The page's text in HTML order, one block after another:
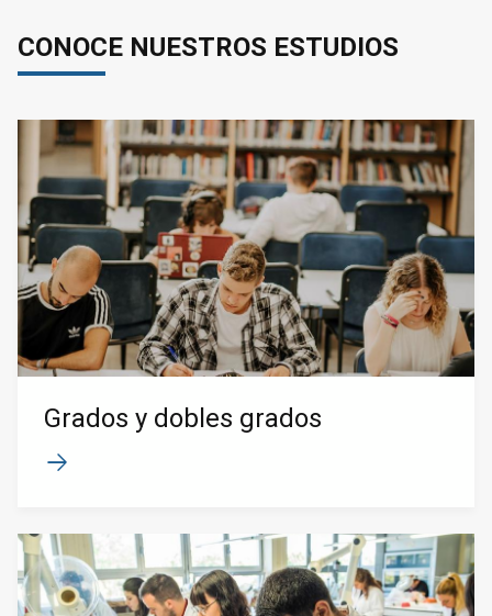
CONOCE NUESTROS ESTUDIOS
Grados y dobles grados